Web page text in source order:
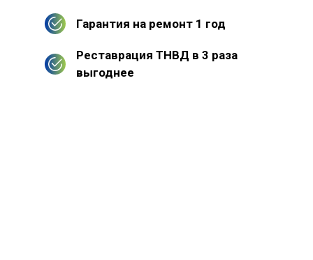
Гарантия на ремонт 1 год
Реставрация ТНВД в 3 раза
выгоднее